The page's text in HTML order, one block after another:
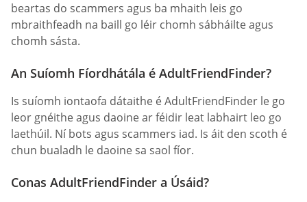
beartas do scammers agus ba mhaith leis go
mbraithfeadh na baill go léir chomh sábháilte agus
chomh sásta.
An Suíomh Fíordhátála é AdultFriendFinder?
Is suíomh iontaofa dátaithe é AdultFriendFinder le go
leor gnéithe agus daoine ar féidir leat labhairt leo go
laethúil. Ní bots agus scammers iad. Is áit den scoth é
chun bualadh le daoine sa saol fíor.
Conas AdultFriendFinder a Úsáid?